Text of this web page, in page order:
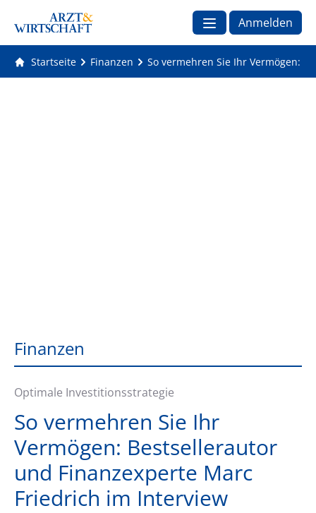
Anmelden
Startseite Finanzen So vermehren Sie Ihr Vermögen:
Finanzen
Optimale Investitionsstrategie
So vermehren Sie Ihr
Vermögen: Bestsellerautor
und Finanzexperte Marc
Friedrich im Interview